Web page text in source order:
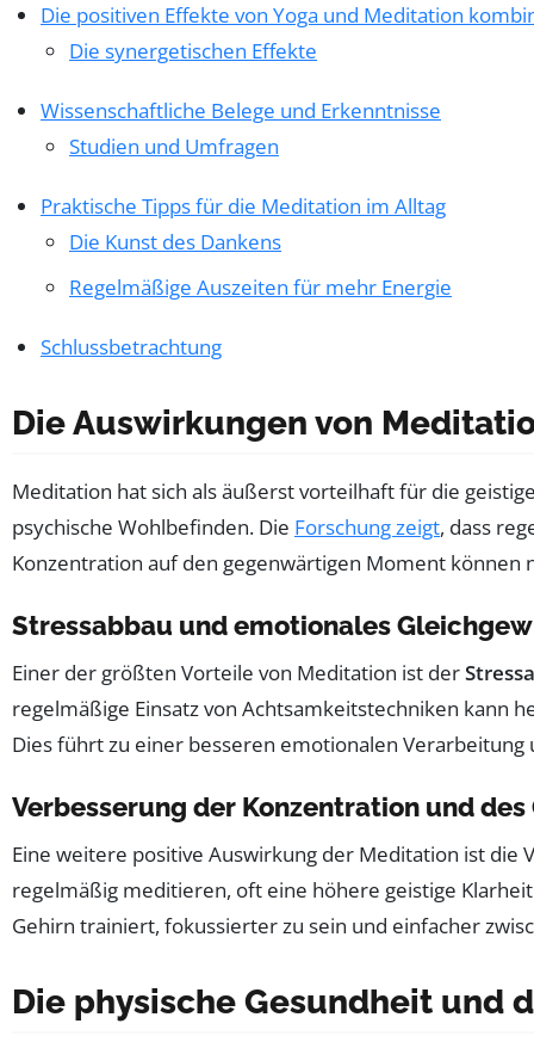
Die positiven Effekte von Yoga und Meditation
Die synergetischen Effekte
Wissenschaftliche Belege und Erkenntnisse
Studien und Umfragen
Praktische Tipps für die Meditation im Alltag
Die Kunst des Dankens
Regelmäßige Auszeiten für mehr Energie
Schlussbetrachtung
Die Auswirkungen von
Meditation hat sich als äußerst vorteilhaft für die
psychische Wohlbefinden. Die Forschung zeigt, dass
Konzentration auf den gegenwärtigen Moment
Stressabbau und emotionales
Einer der größten Vorteile von Meditation ist der
regelmäßige Einsatz von Achtsamkeitstechniken kann
Dies führt zu einer besseren emotionalen
Verbesserung der Konzentration und des
Eine weitere positive Auswirkung der Meditation ist die
regelmäßig meditieren, oft eine höhere geistige
Gehirn trainiert, fokussierter zu sein und einfacher
Die physische Gesundheit und